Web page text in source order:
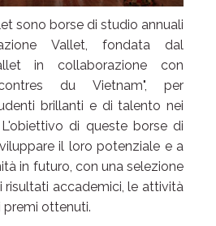
sono borse di studio annuali
Vallet, fondata dal
in collaborazione con
du Vietnam", per
brillanti e di talento nei
di queste borse di
il loro potenziale e a
in futuro, con una selezione
risultati accademici, le attività
premi ottenuti.